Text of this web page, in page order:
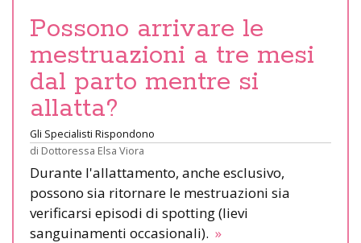
Possono arrivare le
mestruazioni a tre mesi
dal parto mentre si
allatta?
Gli Specialisti Rispondono
di Dottoressa Elsa Viora
Durante l'allattamento, anche esclusivo,
possono sia ritornare le mestruazioni sia
verificarsi episodi di spotting (lievi
sanguinamenti occasionali). »